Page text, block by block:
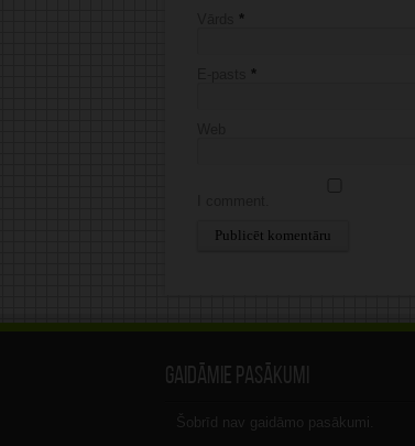
*
*
Gaidāmie pasākumi
Šobrīd nav gaidāmo pasākumi.